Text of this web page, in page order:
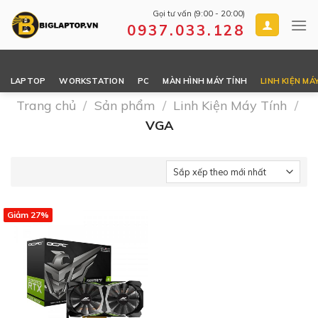
Gọi tư vấn (9:00 - 20:00)
0937.033.128
LAPTOP WORKSTATION PC MÀN HÌNH MÁY TÍNH LINH KIỆN
Trang chủ / Sản phẩm / Linh Kiện Máy Tính /
VGA
Giảm 27%